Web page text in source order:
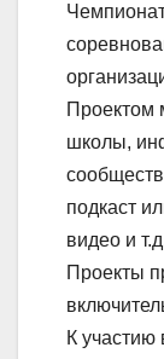
Проектом
школы,
подкаст
видео и
Проекты
К